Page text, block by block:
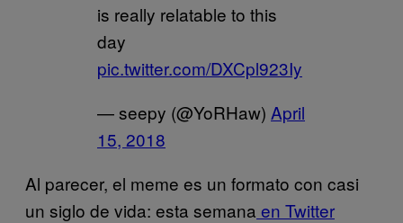
is really relatable to this
day
pic.twitter.com/DXCpl923Iy
— seepy (@YoRHaw) April
15, 2018
Al parecer, el meme es un formato con casi
un siglo de vida: esta semana en Twitter